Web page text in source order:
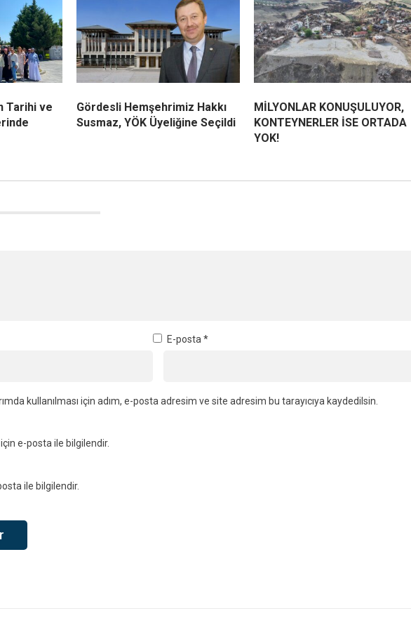
Tarihi ve
Gördesli Hemşehrimiz Hakkı
Susmaz, YÖK Üyeliğine Seçildi
MİLYONLAR KONUŞULUYOR,
KONTEYNERLER İSE ORTADA
YOK!
E-posta*
kullanılması için adım, e-posta adresim ve site adresim bu tarayıcıya kaydedilsin.
e-posta ile bilgilendir.
ile bilgilendir.